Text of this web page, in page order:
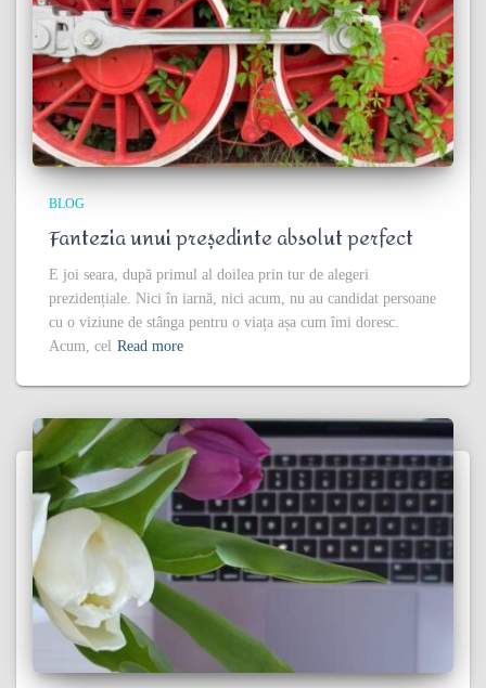
BLOG
Fantezia unui președinte absolut perfect
E joi seara, după primul al doilea prin tur de alegeri
prezidențiale. Nici în iarnă, nici acum, nu au candidat persoane
cu o viziune de stânga pentru o viața așa cum îmi doresc.
Acum, cel Read more